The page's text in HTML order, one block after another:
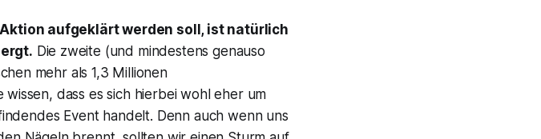
aufgeklärt werden soll, ist natürlich
Die zweite (und mindestens genauso
mehr als 1,3 Millionen
dass es sich hierbei wohl eher um
Event handelt. Denn auch wenn uns